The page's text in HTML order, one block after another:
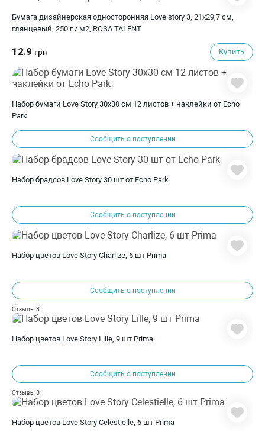
Бумага дизайнерская односторонняя Love story 3, 21х29,7 см,
глянцевый, 250 г / м2, ROSA TALENT
12.9 грн Купить
Набор бумаги Love Story 30х30 см 12 листов + наклейки от Echo
Park
Сообщить о поступлении
Набор брадсов Love Story 30 шт от Echo Park
Сообщить о поступлении
Набор цветов Love Story Charlize, 6 шт Prima
Сообщить о поступлении
Отзывы 3
Набор цветов Love Story Lille, 9 шт Prima
Сообщить о поступлении
Отзывы 3
Набор цветов Love Story Celestielle, 6 шт Prima